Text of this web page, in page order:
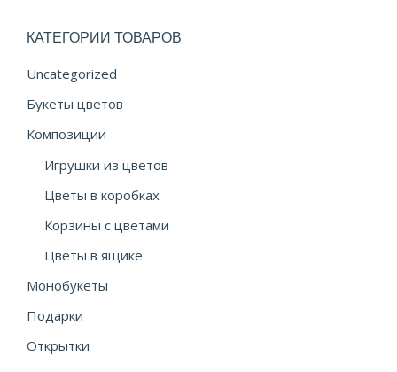
КАТЕГОРИИ ТОВАРОВ
Uncategorized
Букеты цветов
Композиции
Игрушки из цветов
Цветы в коробках
Корзины с цветами
Цветы в ящике
Монобукеты
Подарки
Открытки